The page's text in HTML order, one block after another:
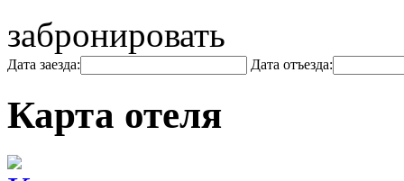
забронировать
Дата заезда: Дата отъезда:
Карта отеля